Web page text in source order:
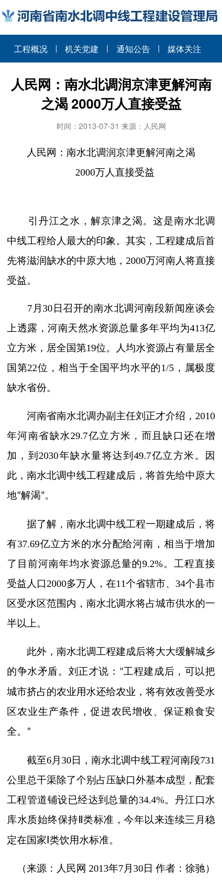
工程概况 机关党建 通知公告 媒体关注
人民网：南水北调润京津更解河南
之渴 2000万人直接受益
时间：2013-07-31 来源：人民网
人民网：南水北调润京津更解河南之渴
2000万人直接受益
引丹江之水，解京津之渴。这是南水北调
中线工程给人最大的印象。其实，工程建成后首
先将滋润缺水的中原大地， 2000万河南人将直接
受益。
7月 30 日召开的南水北调河南段新闻座谈会
上透露，河南天然水资源总量多年平均为413亿
立方米，居全国第19位。人均水资源占有量居全
国第22位，相当于全国平均水平的1/5 ，属极度
缺水省份。
河南省南水北调办副主任刘正才介绍， 2010
年河南省缺水29.7亿立方米，而且缺口还在增
加，到 2030年缺水量将达到49.7亿立方米。因
此，南水北调中线工程建成后，将首先给中原大
地“解渴”。
据了解，南水北调中线工程一期建成后，将
有37.69亿立方米的水分配给河南，相当于增加
了目前河南年均水资源总量的9.2%。工程直接
受益人口 2000多万人，在11个省辖市、 34个县市
区受水区范围内，南水北调水将占城市供水的一
半以上。
此外，南水北调工程建成后将大大缓解城乡
的争水矛盾。刘正才说： “工程建成后，可以把
城市挤占的农业用水还给农业，将有效改善受水
区农业生产条件，促进农民增收、保证粮食安
全。 ”
截至6月 30日，南水北调中线工程河南段731
公里总干渠除了个别占压缺口外基本成型，配套
工程管道铺设已经达到总量的34.4%。丹江口水
库水质始终保持 类标准，今年以来连续三月稳
定在国家 类饮用水标准。
（来源：人民网 2013年7月 30日 作者：徐驰）